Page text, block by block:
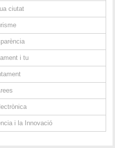
ciutat
i tu
i la Innovació